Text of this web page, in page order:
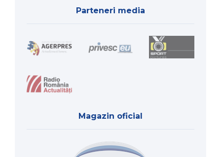
Parteneri media
Magazin oficial